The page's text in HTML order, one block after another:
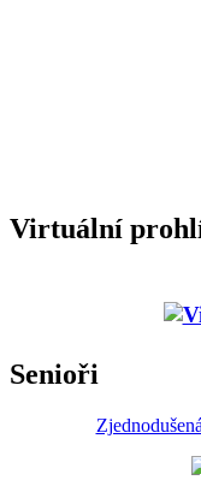
Virtuální
Senioři